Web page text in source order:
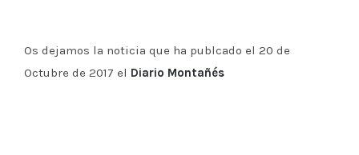
Os dejamos la noticia que ha publcado el 20 de
Octubre de 2017 el Diario Montañés